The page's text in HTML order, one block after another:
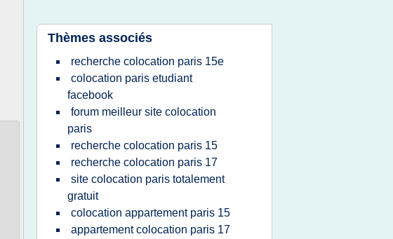
Thèmes associés
recherche colocation paris 15e
colocation paris etudiant
facebook
forum meilleur site colocation
paris
recherche colocation paris 15
recherche colocation paris 17
site colocation paris totalement
gratuit
colocation appartement paris 15
appartement colocation paris 17